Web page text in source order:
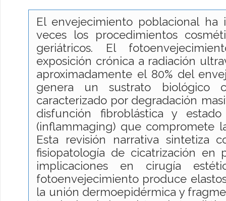
El envejecimiento poblacional ha
veces los procedimientos
geriátricos. El
exposición crónica a radiación
aproximadamente el 80% del
genera un sustrato biológico
caracterizado por degradación
disfunción fibroblástica y
(inflammaging) que compromete
Esta revisión narrativa sintetiza
fisiopatología de cicatrización en
implicaciones en cirugía
fotoenvejecimiento produce
la unión dermoepidérmica y